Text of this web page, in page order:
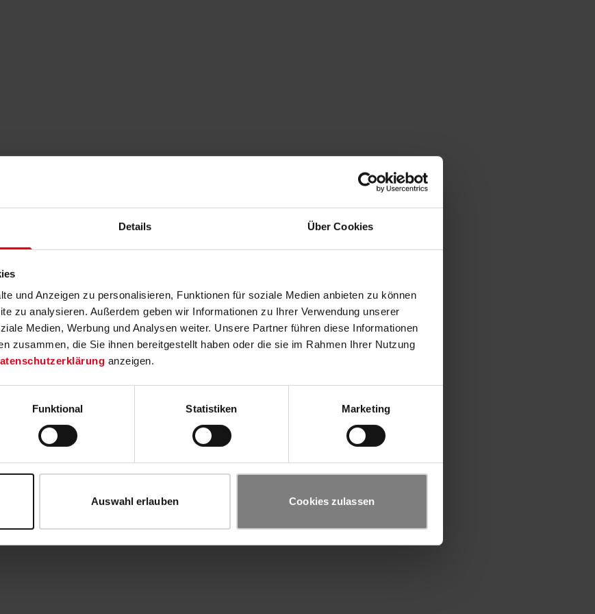
Details Über Cookies
und Anzeigen zu personalisieren, Funktionen für soziale Medien anbieten zu können
zu analysieren. Außerdem geben wir Informationen zu Ihrer Verwendung unserer
Medien, Werbung und Analysen weiter. Unsere Partner führen diese Informationen
zusammen, die Sie ihnen bereitgestellt haben oder die sie im Rahmen Ihrer Nutzung
anzeigen.
Funktional Statistiken Marketing
Auswahl erlauben Cookies zulassen